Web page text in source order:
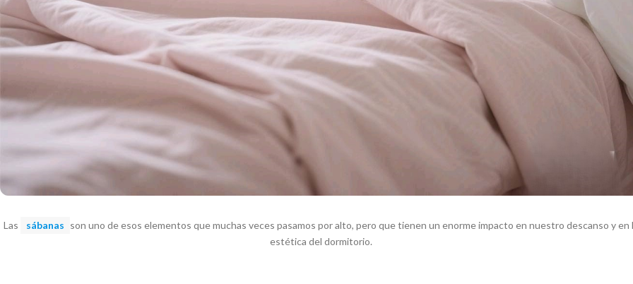
Las sábanas son uno de esos elementos que muchas veces pasamos por alto, pero que tienen un enorme impacto en nuestro descanso y en
estética del dormitorio.